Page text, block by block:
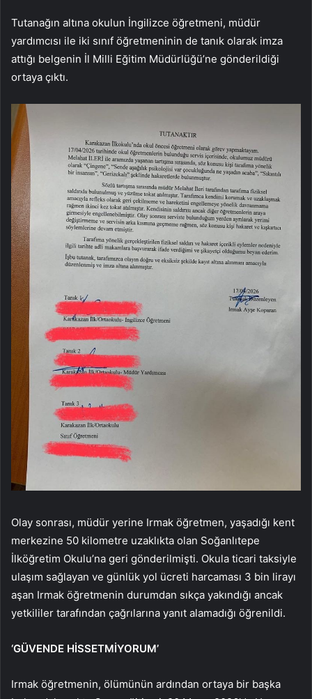
Tutanağın altına okulun İngilizce öğretmeni, müdür
yardımcısı ile iki sınıf öğretmeninin de tanık olarak imza
attığı belgenin İl Milli Eğitim Müdürlüğü’ne gönderildiği
ortaya çıktı.
Olay sonrası, müdür yerine Irmak öğretmen, yaşadığı kent
merkezine 50 kilometre uzaklıkta olan Soğanlıtepe
İlköğretim Okulu’na geri gönderilmişti. Okula ticari taksiyle
ulaşım sağlayan ve günlük yol ücreti harcaması 3 bin lirayı
aşan Irmak öğretmenin durumdan sıkça yakındığı ancak
yetkililer tarafından çağrılarına yanıt alamadığı öğrenildi.
‘GÜVENDE HİSSETMİYORUM’
Irmak öğretmenin, ölümünün ardından ortaya bir başka